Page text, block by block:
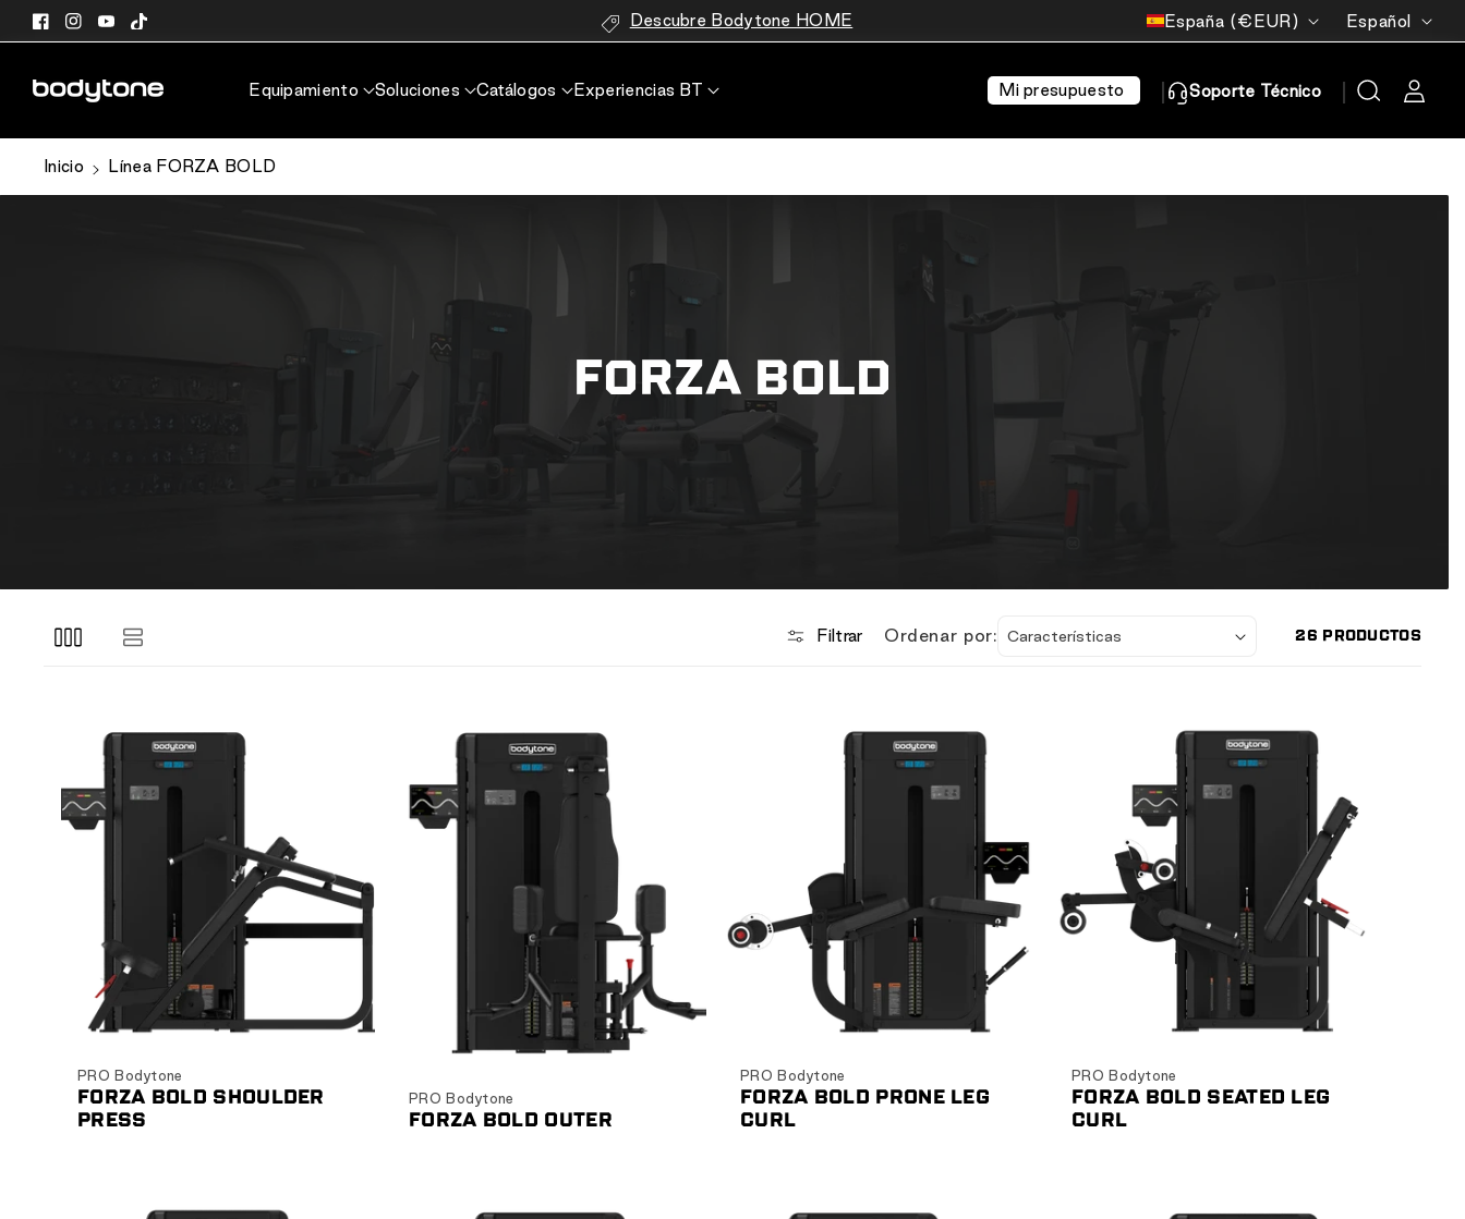
directamente
al contenido
Facebook
Instagram
YouTube
TikTok
Descubre Bodytone HOME País/región España (€EUR) Idioma
Español
Equipamiento Soluciones Catálogos Experiencias BT Mi presupuesto Soporte Técnico
Inicio Línea FORZA BOLD
FORZA BOLD
Filtrar Ordenar por: 26 PRODUCTOS
Ver producto
PRO Bodytone
FORZA BOLD SHOULDER
PRESS
PRO Bodytone
FORZA BOLD OUTER
Ver producto
PRO Bodytone
FORZA BOLD PRONE LEG
CURL
Ver producto
PRO Bodytone
FORZA BOLD SEATED LEG
CURL